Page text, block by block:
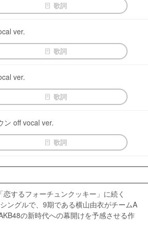
歌詞
ver.
歌詞
ver.
歌詞
ン off vocal ver.
歌詞
するフォーチュンクッキー」に続く
ングルで、9期である横山由衣がチームA
の新時代への幕開けを予感させる作